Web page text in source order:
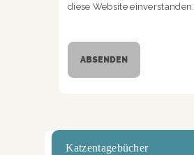
diese Website einverstanden.
Katzentagebücher